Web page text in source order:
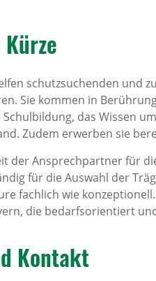
schutzsuchenden und
Sie kommen in
das Wissen
Zudem erwerben sie
der Ansprechpartner für
für die Auswahl der
fachlich wie
die bedarfsorientiert
Kontakt